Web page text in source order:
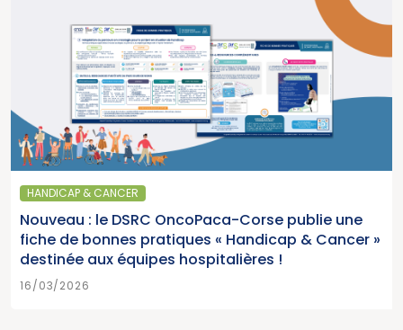
HANDICAP & CANCER
Nouveau : le DSRC OncoPaca-Corse publie une
fiche de bonnes pratiques « Handicap & Cancer »
destinée aux équipes hospitalières !
16/03/2026